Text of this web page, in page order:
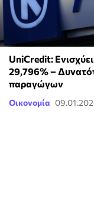
UniCredit:
29,796% –
παραγώγων
Οικονομία